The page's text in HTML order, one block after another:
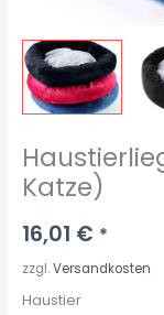
Katze)
16,01 € *
zzgl.Versandkosten
Haustier